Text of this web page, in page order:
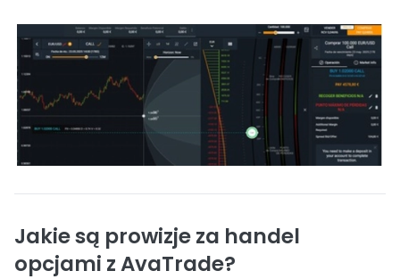
Jakie są prowizje za handel
opcjami z AvaTrade?